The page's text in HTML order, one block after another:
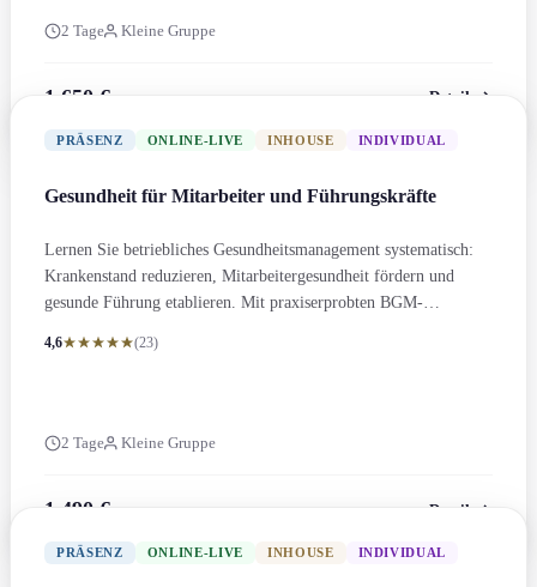
2 Tage Kleine Gruppe
1.650 € Details
PRÄSENZ ONLINE-LIVE INHOUSE INDIVIDUAL
Gesundheit für Mitarbeiter und Führungs­kräfte
Lernen Sie betriebliches Gesundheits­management systematisch:
Krankenstand reduzieren, Mitarbeitergesundheit fördern und
gesunde Führung etablieren. Mit praxiserprobten BGM-
4,6 (23)
2 Tage Kleine Gruppe
1.490 € Details
PRÄSENZ ONLINE-LIVE INHOUSE INDIVIDUAL